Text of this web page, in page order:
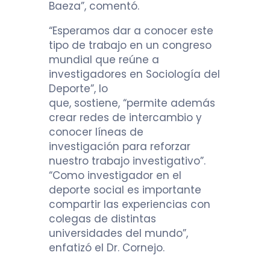
Baeza”, comentó.
“Esperamos dar a conocer este
tipo de trabajo en un congreso
mundial que reúne a
investigadores en Sociología del
Deporte”, lo
que, sostiene, “permite además
crear redes de intercambio y
conocer líneas de
investigación para reforzar
nuestro trabajo investigativo”.
“Como investigador en el
deporte social es importante
compartir las experiencias con
colegas de distintas
universidades del mundo”,
enfatizó el Dr. Cornejo.